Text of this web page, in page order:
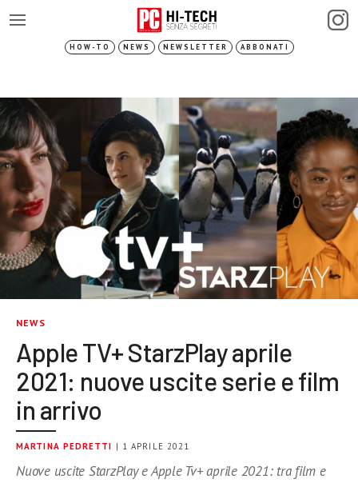
HOW-TO NEWS NEWSLETTER ABBONATI
NEWS
Apple TV+ StarzPlay aprile
2021: nuove uscite serie e film
in arrivo
MARTINA PEDRETTI | 1 APRILE 2021
Nuove uscite StarzPlay e Apple Tv+ aprile 2021: tra film e